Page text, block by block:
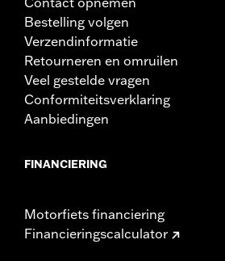
Bestelling volgen
Verzendinformatie
Retourneren en omruilen
Veel gestelde vragen
Conformiteitsverklaring
Aanbiedingen
FINANCIERING
Motorfiets financiering
Financieringscalculator